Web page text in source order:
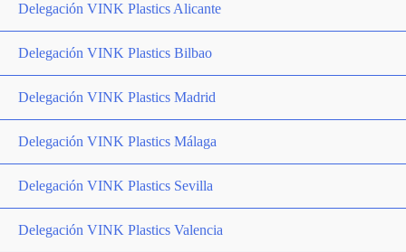
Delegación VINK Plastics Alicante
Delegación VINK Plastics Bilbao
Delegación VINK Plastics Madrid
Delegación VINK Plastics Málaga
Delegación VINK Plastics Sevilla
Delegación VINK Plastics Valencia